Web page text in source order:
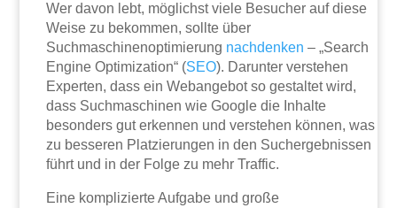
Wer davon lebt, möglichst viele Besucher auf diese
Weise zu bekommen, sollte über
Suchmaschinenoptimierung nachdenken – „Search
Engine Optimization“ (SEO). Darunter verstehen
Experten, dass ein Webangebot so gestaltet wird,
dass Suchmaschinen wie Google die Inhalte
besonders gut erkennen und verstehen können, was
zu besseren Platzierungen in den Suchergebnissen
führt und in der Folge zu mehr Traffic.
Eine komplizierte Aufgabe und große